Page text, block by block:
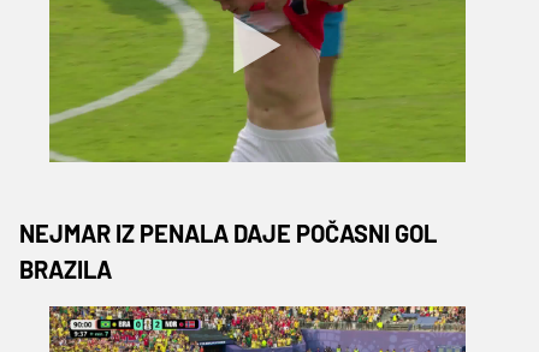
NEJMAR IZ PENALA DAJE POČASNI GOL
BRAZILA